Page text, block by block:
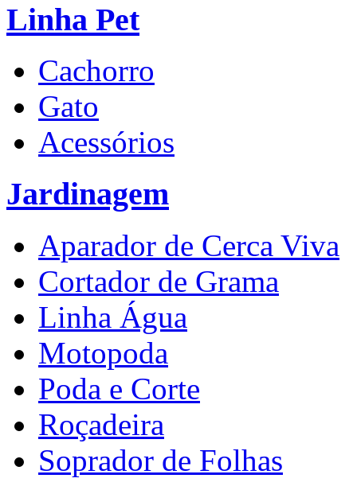
Linha Pet
Cachorro
Gato
Acessórios
Jardinagem
Aparador de Cerca Viva
Cortador de Grama
Linha Água
Motopoda
Poda e Corte
Roçadeira
Soprador de Folhas